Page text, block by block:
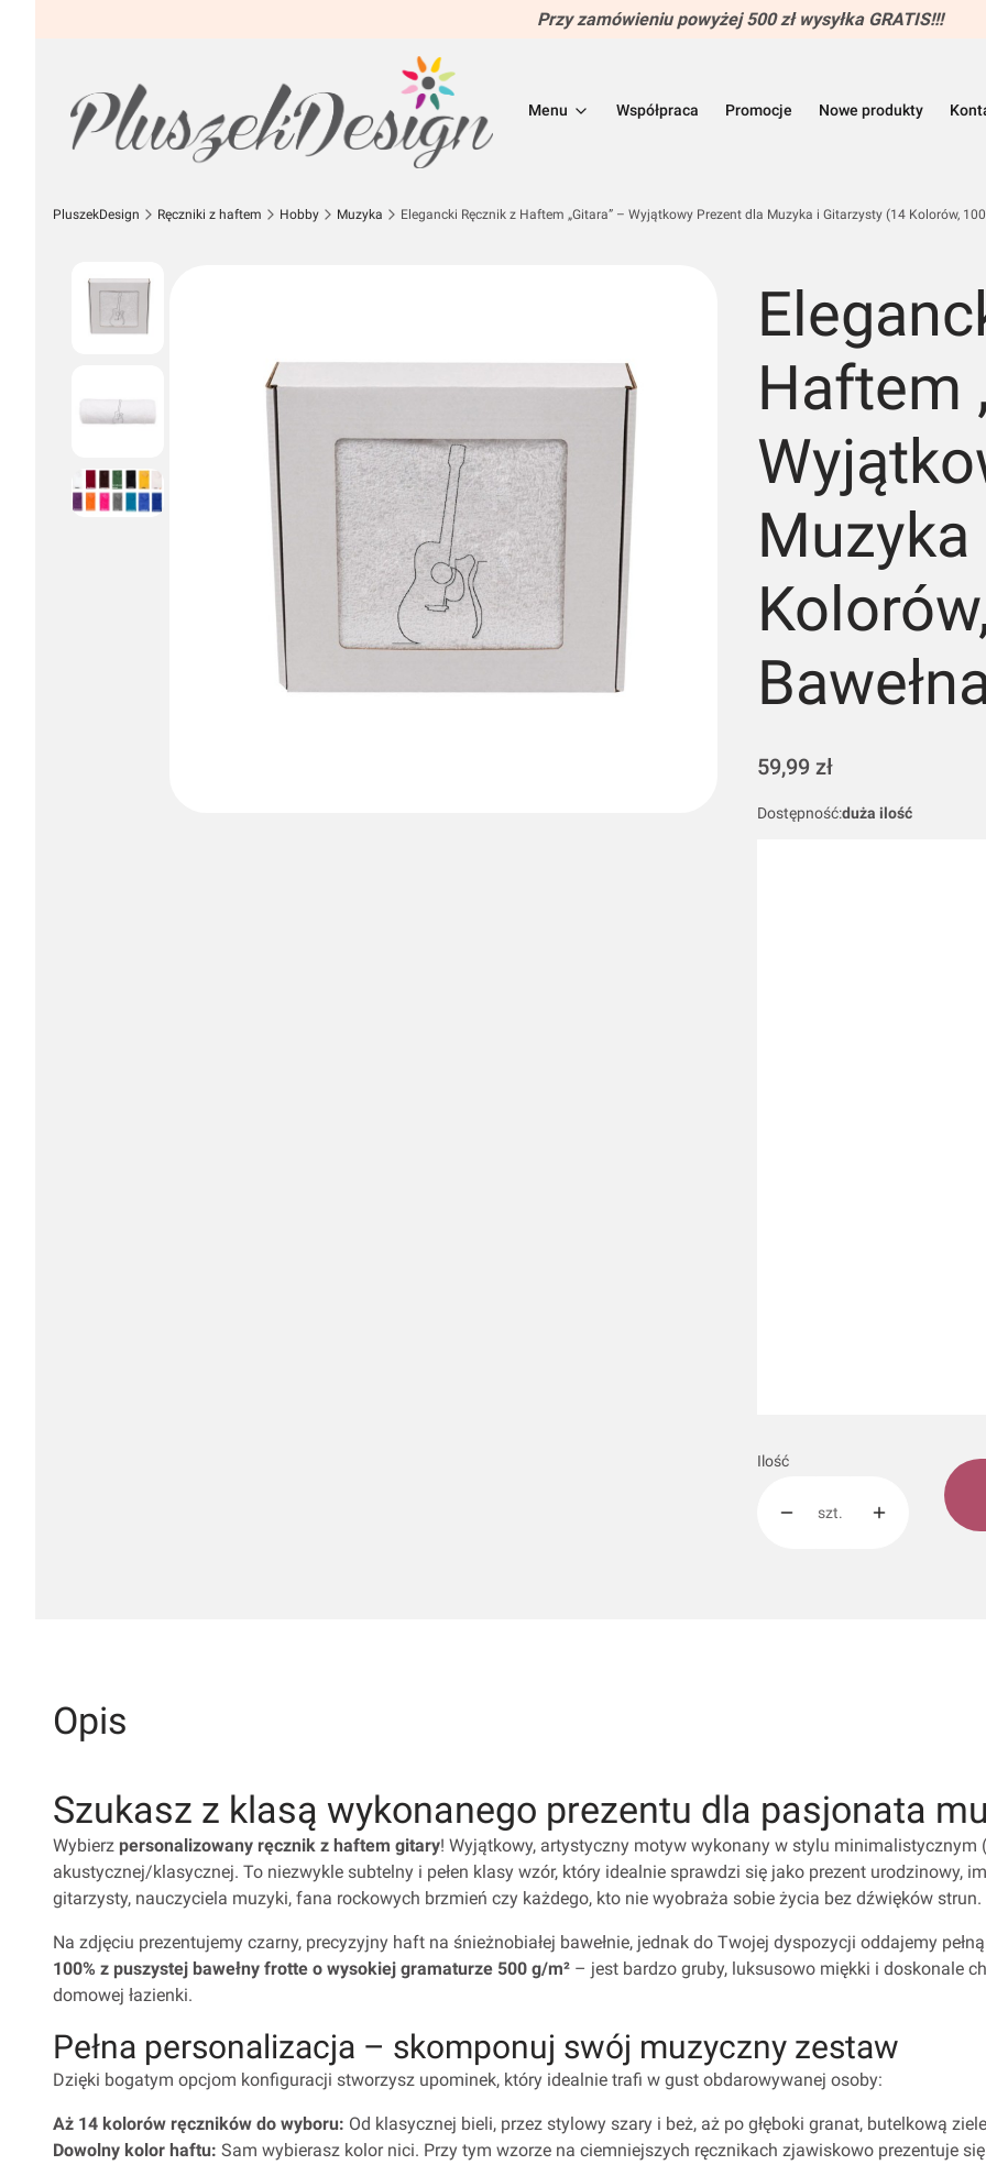
Przy zamówieniu powyżej 500 zł wysyłka GRATIS!!!
Menu Współpraca Promocje Nowe produkty
PluszekDesign Ręczniki z haftem Hobby Muzyka Elegancki Ręcznik z Haftem „Gitara” – Wyjątkowy Prezent dla Muzyka i Gitarzysty (14 Kolorów,
Haftem
Cena
59,99 zł
Dostępność:duża ilość
Ilość
szt.
Opis
Szukasz z klasą wykonanego prezentu dla pasjonata
Wybierz personalizowany ręcznik z haftem gitary! Wyjątkowy, artystyczny motyw wykonany w stylu minimalistycznym
akustycznej/klasycznej. To niezwykle subtelny i pełen klasy wzór, który idealnie sprawdzi się jako prezent urodzinowy,
gitarzysty, nauczyciela muzyki, fana rockowych brzmień czy każdego, kto nie wyobraża sobie życia bez dźwięków strun.
Na zdjęciu prezentujemy czarny, precyzyjny haft na śnieżnobiałej bawełnie, jednak do Twojej dyspozycji oddajemy
100% z puszystej bawełny frotte o wysokiej gramaturze 500 g/m² – jest bardzo gruby, luksusowo miękki i doskonale
domowej łazienki.
Pełna personalizacja – skomponuj swój muzyczny zestaw
Dzięki bogatym opcjom konfiguracji stworzysz upominek, który idealnie trafi w gust obdarowywanej osoby:
Aż 14 kolorów ręczników do wyboru: Od klasycznej bieli, przez stylowy szary i beż, aż po głęboki granat, butelkową
Dowolny kolor haftu: Sam wybierasz kolor nici. Przy tym wzorze na ciemniejszych ręcznikach zjawiskowo prezentuje